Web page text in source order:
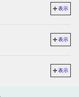
表示
表示
表示